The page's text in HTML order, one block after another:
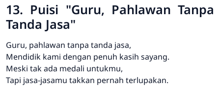
13. Puisi "Guru, Pahlawan Tanpa
Tanda Jasa"
Guru, pahlawan tanpa tanda jasa,
Mendidik kami dengan penuh kasih sayang.
Meski tak ada medali untukmu,
Tapi jasa-jasamu takkan pernah terlupakan.